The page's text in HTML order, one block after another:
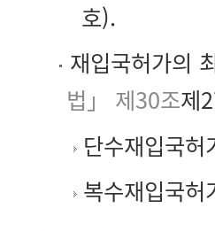
호).
재입국허가의
법」 제30조제
단수재입국
복수재입국